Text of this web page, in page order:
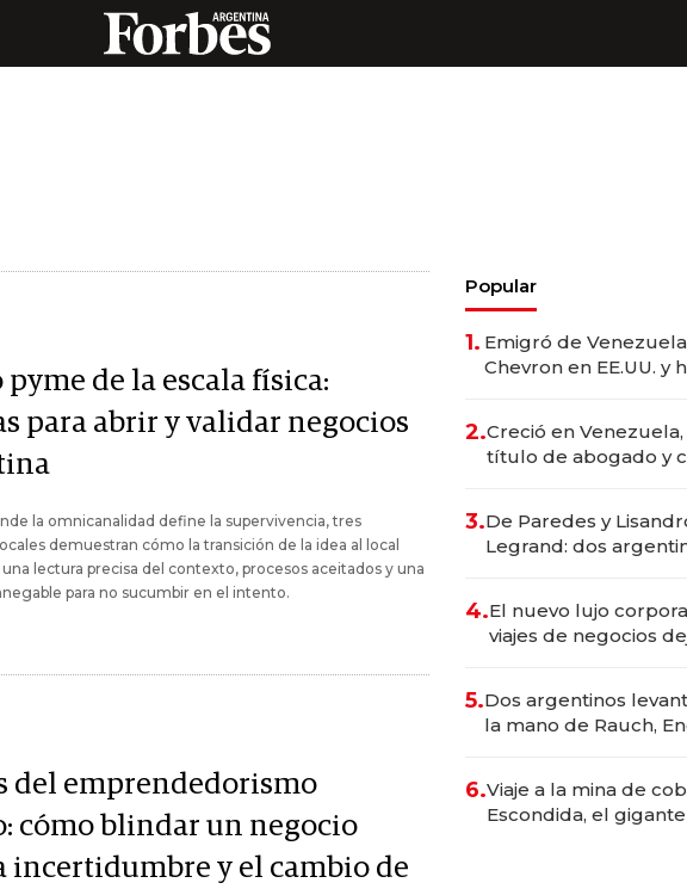
pyme de la escala física:
para abrir y validar negocios
la omnicanalidad define la supervivencia, tres
demuestran cómo la transición de la idea al local
lectura precisa del contexto, procesos aceitados y una
para no sucumbir en el intento.
del emprendedorismo
cómo blindar un negocio
incertidumbre y el cambio de
Popular
1. Emigró de
Chevron en EE.UU. y
2.Creció en
título de abogado y
3.De Paredes y
Legrand: dos
4.El nuevo lujo
viajes de negocios
5.Dos argentinos
la mano de Rauch,
6.Viaje a la mina de
Escondida, el